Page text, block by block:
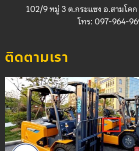
102/9 หมู่ 3 ต.กระแซง อ.สามโค
โทร: 097-964-
ติดตามเรา